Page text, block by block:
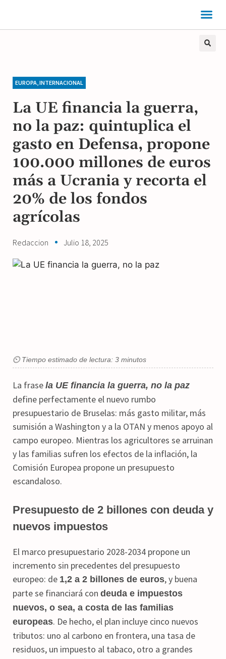
EUROPA INTERNACIONAL
La UE financia la guerra,
no la paz: quintuplica el
gasto en Defensa, propone
100.000 millones de euros
más a Ucrania y recorta el
20% de los fondos
agrícolas
Redaccion Julio 18, 2025
⏲ Tiempo estimado de lectura: 3 minutos
La frase la UE financia la guerra, no la paz
define perfectamente el nuevo rumbo
presupuestario de Bruselas: más gasto militar, más
sumisión a Washington y a la OTAN y menos apoyo al
campo europeo. Mientras los agricultores se arruinan
y las familias sufren los efectos de la inflación, la
Comisión Europea propone un presupuesto
escandaloso.
Presupuesto de 2 billones con deuda y
nuevos impuestos
El marco presupuestario 2028-2034 propone un
incremento sin precedentes del presupuesto
europeo: de 1,2 a 2 billones de euros, y buena
parte se financiará con deuda e impuestos
nuevos, o sea, a costa de las familias
europeas. De hecho, el plan incluye cinco nuevos
tributos: uno al carbono en frontera, una tasa de
residuos, un impuesto al tabaco, otro a grandes